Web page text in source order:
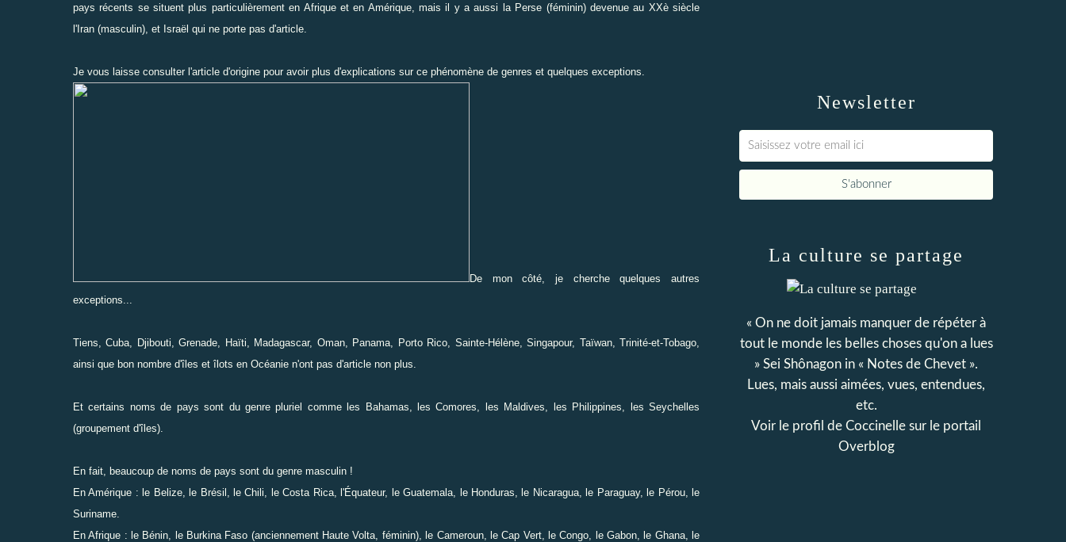
pays récents se situent plus particulièrement en Afrique et en Amérique, mais il y a aussi la Perse (féminin) devenue au XXè siècle
l'Iran (masculin), et Israël qui ne porte pas d'article.
Je vous laisse consulter l'article d'origine pour avoir plus d'explications sur ce phénomène de genres et quelques exceptions.
De mon côté, je cherche quelques autres
exceptions...
Tiens, Cuba, Djibouti, Grenade, Haïti, Madagascar, Oman, Panama, Porto Rico, Sainte-Hélène, Singapour, Taïwan, Trinité-et-Tobago,
ainsi que bon nombre d'îles et îlots en Océanie n'ont pas d'article non plus.
Et certains noms de pays sont du genre pluriel comme les Bahamas, les Comores, les Maldives, les Philippines, les Seychelles
(groupement d'îles).
En fait, beaucoup de noms de pays sont du genre masculin !
En Amérique : le Belize, le Brésil, le Chili, le Costa Rica, l'Équateur, le Guatemala, le Honduras, le Nicaragua, le Paraguay, le Pérou, le
Suriname.
En Afrique : le Bénin, le Burkina Faso (anciennement Haute Volta, féminin), le Cameroun, le Cap Vert, le Congo, le Gabon, le Ghana, le
Newsletter
La culture se partage
« On ne doit jamais manquer de répéter à
tout le monde les belles choses qu'on a lues
» Sei Shônagon in « Notes de Chevet ».
Lues, mais aussi aimées, vues, entendues,
etc.
Voir le profil de Coccinelle sur le portail
Overblog